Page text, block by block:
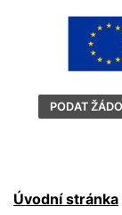
PODAT
Úvodní stránka